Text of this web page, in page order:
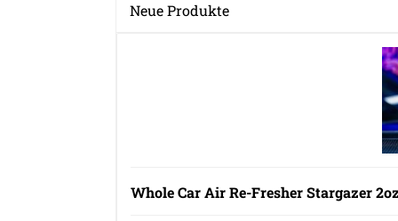
Neue Produkte
Whole Car Air Re-Fresher Stargazer